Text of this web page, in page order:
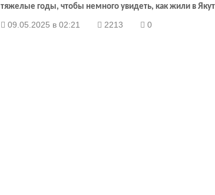
тяжелые годы, чтобы немного увидеть, как жили в
09.05.2025 в 02:21 2213 0